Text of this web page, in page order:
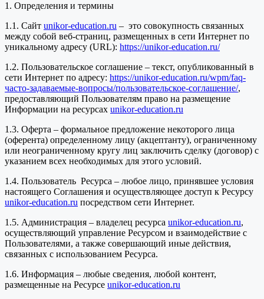
1. Определения и термины
1.1. Сайт unikor-education.ru – это совокупность связанных
между собой веб-страниц, размещенных в сети Интернет по
уникальному адресу (URL): https://unikor-education.ru/
1.2. Пользовательское соглашение – текст, опубликованный в
сети Интернет по адресу: https://unikor-education.ru/wpm/faq-
часто-задаваемые-вопросы/пользовательское-соглашение/,
предоставляющий Пользователям право на размещение
Информации на ресурсах unikor-education.ru
1.3. Оферта – формальное предложение некоторого лица
(оферента) определенному лицу (акцептанту), ограниченному
или неограниченному кругу лиц заключить сделку (договор) с
указанием всех необходимых для этого условий.
1.4. Пользователь Ресурса – любое лицо, принявшее условия
настоящего Соглашения и осуществляющее доступ к Ресурсу
unikor-education.ru посредством сети Интернет.
1.5. Администрация – владелец ресурса unikor-education.ru,
осуществляющий управление Ресурсом и взаимодействие с
Пользователями, а также совершающий иные действия,
связанных с использованием Ресурса.
1.6. Информация – любые сведения, любой контент,
размещенные на Ресурсе unikor-education.ru